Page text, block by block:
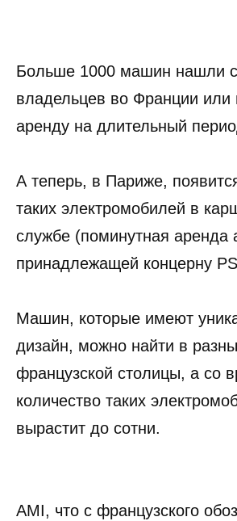
Больше 1000 машин нашли
владельцев во Франции или
аренду на длительный
А теперь, в Париже,
таких электромобилей в
службе (поминутная аренда
принадлежащей концерну
Машин, которые имеют
дизайн, можно найти в
французской столицы, а со
количество таких
вырастит до сотни.
AMI, что с французского